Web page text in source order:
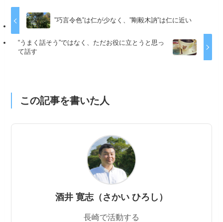
”巧言令色”は仁が少なく、”剛毅木訥”は仁に近い
“うまく話そう”ではなく、ただお役に立とうと思っ
て話す
この記事を書いた人
酒井 寛志（さかい ひろし）
長崎で活動する